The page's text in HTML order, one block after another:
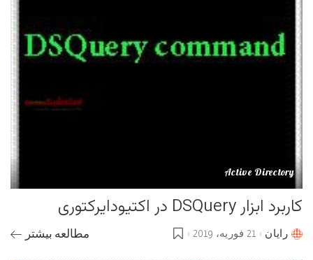
Active Directory
کاربرد ابزار DSQuery در اکتیودایرکتوری
Postedرایان 21 فوریه، 2019 مطالعه بیشتر